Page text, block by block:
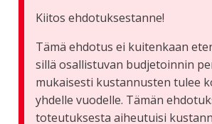
Kiitos ehdotuksestanne!
Tämä ehdotus ei kuitenkaan
sillä osallistuvan budjetoinnin
mukaisesti kustannusten tulee
yhdelle vuodelle. Tämän
toteutuksesta aiheutuisi